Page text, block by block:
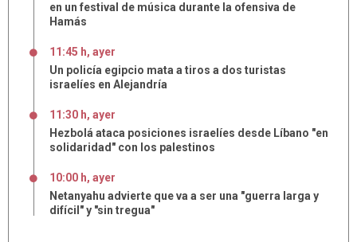
en un festival de música durante la ofensiva de
Hamás
11:45 h, ayer
Un policía egipcio mata a tiros a dos turistas
israelíes en Alejandría
11:30 h, ayer
Hezbolá ataca posiciones israelíes desde Líbano "en
solidaridad" con los palestinos
10:00 h, ayer
Netanyahu advierte que va a ser una "guerra larga y
difícil" y "sin tregua"